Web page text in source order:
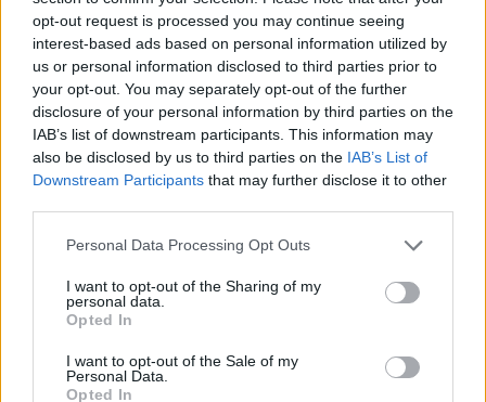
opt-out request is processed you may continue seeing
interest-based ads based on personal information utilized by
us or personal information disclosed to third parties prior to
your opt-out. You may separately opt-out of the further
disclosure of your personal information by third parties on the
IAB’s list of downstream participants. This information may
also be disclosed by us to third parties on the IAB’s List of
Downstream Participants that may further disclose it to other
Personal Data Processing Opt Outs
I want to opt-out of the Sharing of my
personal data.
Opted In
I want to opt-out of the Sale of my
Personal Data.
Opted In
- Advertisement -
- Advertisement -
ULTIMI ARTICOLI
Romeo arrivano “Le nozze di Figaro” di